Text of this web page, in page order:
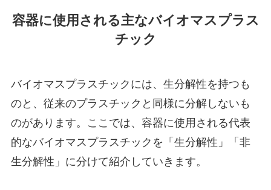
容器に使用される主なバイオマスプラス
チック
バイオマスプラスチックには、生分解性を持つも
のと、従来のプラスチックと同様に分解しないも
のがあります。ここでは、容器に使用される代表
的なバイオマスプラスチックを「生分解性」「非
生分解性」に分けて紹介していきます。